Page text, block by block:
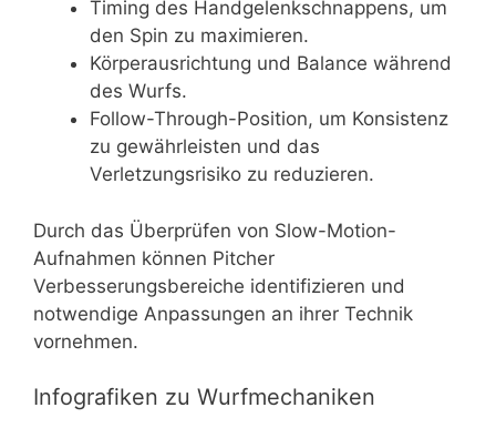
Timing des Handgelenkschnappens, um
den Spin zu maximieren.
Körperausrichtung und Balance während
des Wurfs.
Follow-Through-Position, um Konsistenz
zu gewährleisten und das
Verletzungsrisiko zu reduzieren.
Durch das Überprüfen von Slow-Motion-
Aufnahmen können Pitcher
Verbesserungsbereiche identifizieren und
notwendige Anpassungen an ihrer Technik
vornehmen.
Infografiken zu Wurfmechaniken